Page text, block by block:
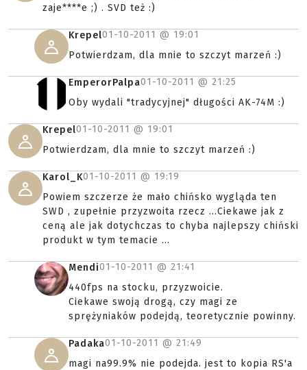
zaje****e ;) . SVD też :)
Krepel01-10-2011 @ 19:01
Potwierdzam, dla mnie to szczyt marzeń :)
EmperorPalpa01-10-2011 @ 21:25
Oby wydali "tradycyjnej" długości AK-74M :)
Krepel01-10-2011 @ 19:01
Potwierdzam, dla mnie to szczyt marzeń :)
Karol_K01-10-2011 @ 19:19
Powiem szczerze że mało chińsko wygląda ten
SWD , zupełnie przyzwoita rzecz ...Ciekawe jak z
ceną ale jak dotychczas to chyba najlepszy chiński
produkt w tym temacie ...
Mendi01-10-2011 @ 21:41
440fps na stocku, przyzwoicie.
Ciekawe swoją drogą, czy magi ze
sprężyniaków podejdą, teoretycznie powinny.
Padaka01-10-2011 @ 21:49
magi na99.9% nie podejda. jest to kopia RS'a